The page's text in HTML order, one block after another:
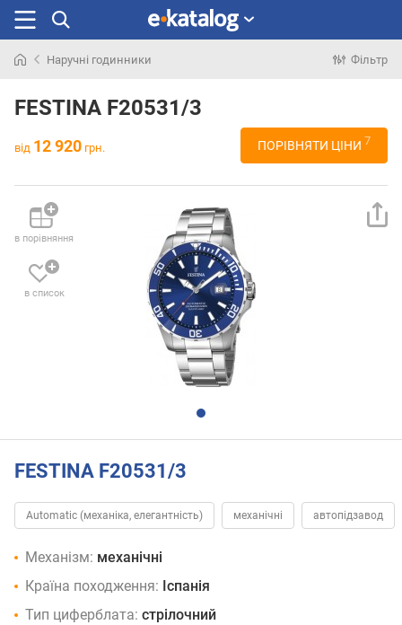
раніше
Наручні годинники Фільтр
FESTINA F20531/3
від 12 920 грн. ПОРІВНЯТИ ЦІНИ 7
в порівняння
в список
FESTINA F20531/3
Automatic (механіка, елегантність) механічні автопідзавод
Механізм: механічні
Країна походження: Іспанія
Тип циферблата: стрілочний